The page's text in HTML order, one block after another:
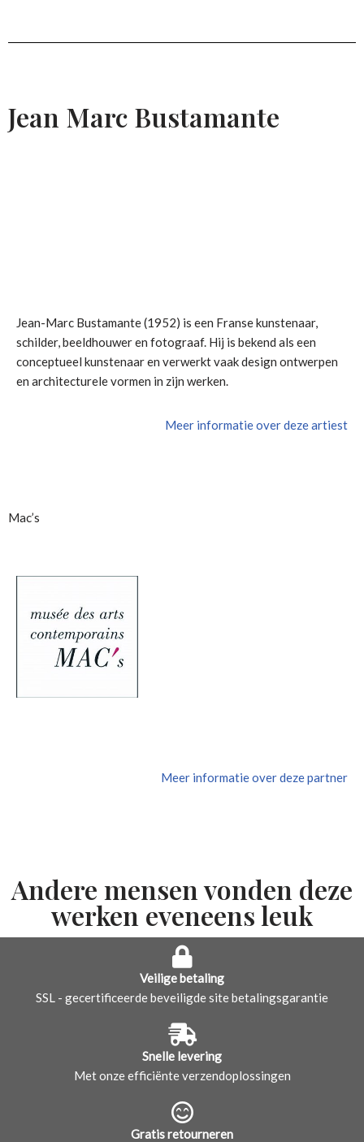
Jean Marc Bustamante
Jean-Marc Bustamante (1952) is een Franse kunstenaar,
schilder, beeldhouwer en fotograaf. Hij is bekend als een
conceptueel kunstenaar en verwerkt vaak design ontwerpen
en architecturele vormen in zijn werken.
Meer informatie over deze artiest
Mac’s
Meer informatie over deze partner
Andere mensen vonden deze
werken eveneens leuk
Veilige betaling
SSL - gecertificeerde beveiligde site betalingsgarantie
Snelle levering
Met onze efficiënte verzendoplossingen
Gratis retourneren